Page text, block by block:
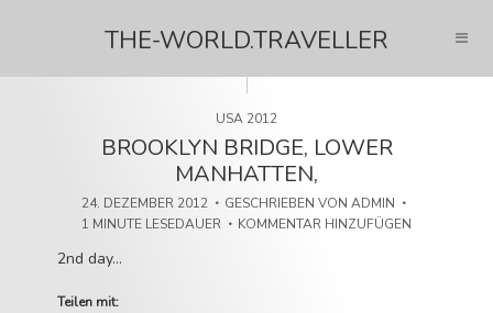
THE-WORLD.TRAVELLER
USA 2012
BROOKLYN BRIDGE, LOWER
MANHATTEN,
24. DEZEMBER 2012 GESCHRIEBEN VON ADMIN
1 MINUTE LESEDAUER
KOMMENTAR HINZUFÜGEN
2nd day…
Teilen mit: